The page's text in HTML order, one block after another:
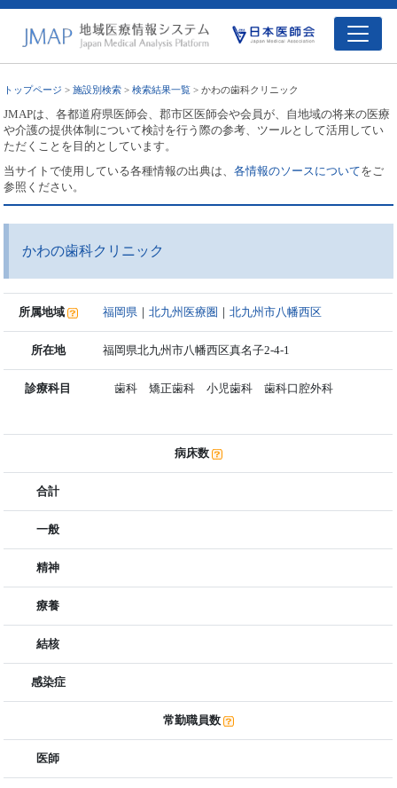
トップページ >施設別検索 >検索結果一覧 > かわの歯科クリニック
JMAPは、各都道府県医師会、郡市区医師会や会員が、自地域の将来の医療
や介護の提供体制について検討を行う際の参考、ツールとして活用してい
ただくことを目的としています。
当サイトで使用している各種情報の出典は、各情報のソースについてをご
参照ください。
かわの歯科クリニック
所属地域 福岡県 ｜北九州医療圏 ｜北九州市八幡西区
所在地 福岡県北九州市八幡西区真名子2-4-1
診療科目 歯科 矯正歯科 小児歯科 歯科口腔外科
病床数
合計
一般
精神
療養
結核
感染症
常勤職員数
医師